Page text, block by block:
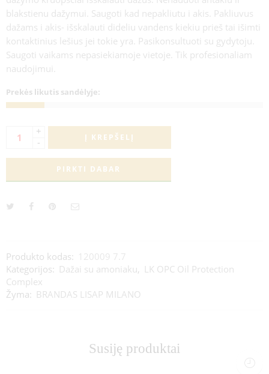
blakstienu dažymui. Saugoti kad nepakliutu i akis. Pakliuvus
dažams i akis- išskalauti dideliu vandens kiekiu prieš tai išimti
kontaktinius lešius jei tokie yra. Pasikonsultuoti su gydytoju.
Saugoti vaikams nepasiekiamoje vietoje. Tik profesionaliam
naudojimui.
Prekės likutis sandėlyje:
+
-
Į KREPŠELĮ
PIRKTI DABAR
Produkto kodas:
120009 7.7
Kategorijos: Dažai su amoniaku, LK OPC Oil Protection
Complex
Žyma: BRANDAS LISAP MILANO
Susiję produktai